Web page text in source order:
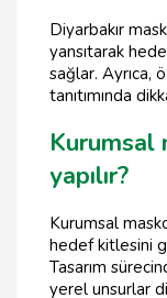
Diyarbakır
yansıtarak
sağlar. Ayrıca,
tanıtımında
Kurumsal
yapılır?
Kurumsal
hedef kitlesini
Tasarım
yerel unsurlar